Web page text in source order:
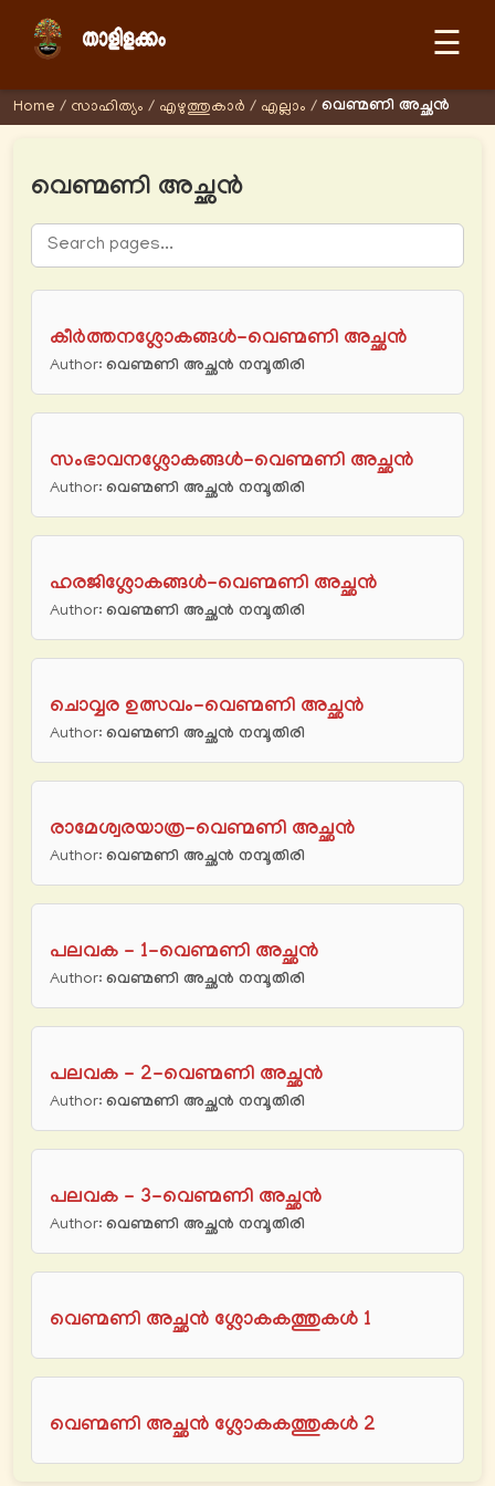
☰
Home / സാഹിത്യം / എഴുത്തുകാര്‍ / എല്ലാം / വെണ്മണി അച്ഛന്‍
വെണ്മണി അച്ഛന്‍
കീർത്തനശ്ലോകങ്ങൾ-വെണ്മണി അച്ഛന്‍
Author: വെണ്മണി അച്ഛന്‍ നമ്പൂതിരി
സംഭാവനശ്ലോകങ്ങൾ-വെണ്മണി അച്ഛന്‍
Author: വെണ്മണി അച്ഛന്‍ നമ്പൂതിരി
ഹരജിശ്ലോകങ്ങൾ-വെണ്മണി അച്ഛന്‍
Author: വെണ്മണി അച്ഛന്‍ നമ്പൂതിരി
ചൊവ്വര ഉത്സവം-വെണ്മണി അച്ഛന്‍
Author: വെണ്മണി അച്ഛന്‍ നമ്പൂതിരി
രാമേശ്വരയാത്ര-വെണ്മണി അച്ഛന്‍
Author: വെണ്മണി അച്ഛന്‍ നമ്പൂതിരി
പലവക - 1-വെണ്മണി അച്ഛന്‍
Author: വെണ്മണി അച്ഛന്‍ നമ്പൂതിരി
പലവക - 2-വെണ്മണി അച്ഛന്‍
Author: വെണ്മണി അച്ഛന്‍ നമ്പൂതിരി
പലവക - 3-വെണ്മണി അച്ഛന്‍
Author: വെണ്മണി അച്ഛന്‍ നമ്പൂതിരി
വെണ്മണി അച്ഛൻ ശ്ലോകകത്തുകള്‍ 1
വെണ്മണി അച്ഛൻ ശ്ലോകകത്തുകള്‍ 2